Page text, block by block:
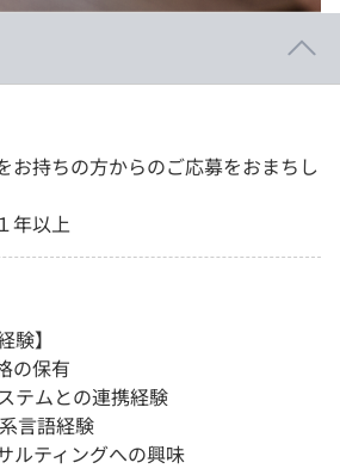
お持ちの方からのご応募をおまちし
年以上
験】
の保有
テムとの連携経験
言語経験
ルティングへの興味